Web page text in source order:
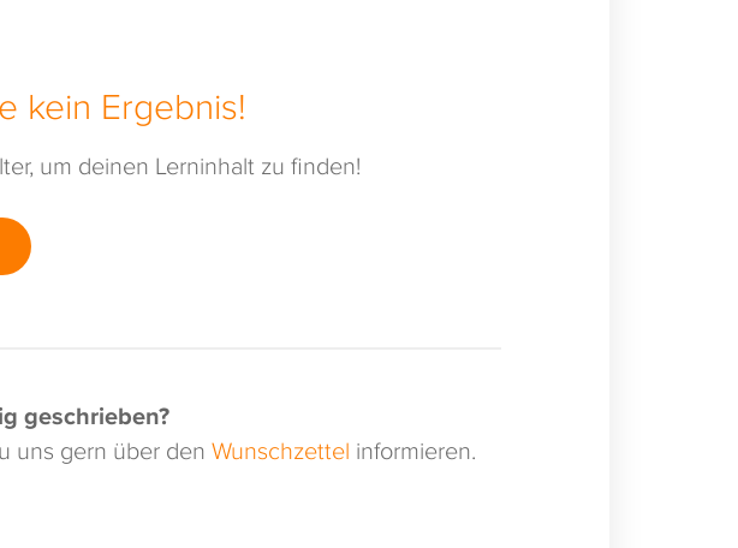
kein Ergebnis!
um deinen Lerninhalt zu finden!
geschrieben?
uns gern über den Wunschzettel informieren.